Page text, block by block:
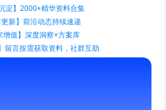
淀】2000+精华资料合集
更新】前沿动态持续速递
增值】深度洞察+方案库
留言按需获取资料，社群互助